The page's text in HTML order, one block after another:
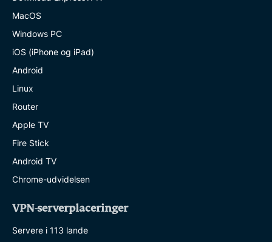
MacOS
Windows PC
iOS (iPhone og iPad)
Android
Linux
Router
Apple TV
Fire Stick
Android TV
Chrome-udvidelsen
VPN-serverplaceringer
Servere i 113 lande